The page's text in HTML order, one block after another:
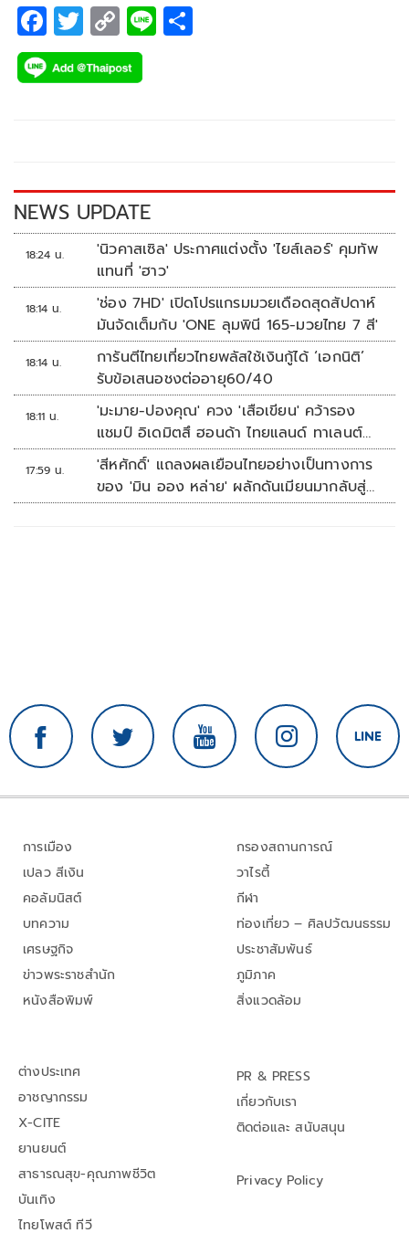
F
ac
e
k
T
wi
tt
C
o
p
k
Li
NEWS UPDATE
18:24 น.
'นิวคาสเซิล' ประกาศแต่งตั้ง 'ไยส์เลอร์' คุมทัพ
แทนที่ 'ฮาว'
18:14 น.
'ช่อง 7HD' เปิดโปรแกรมมวยเดือดสุดสัปดาห์
มันจัดเต็มกับ 'ONE ลุมพินี 165-มวยไทย 7 สี'
18:14 น.
การันตีไทยเที่ยวไทยพลัสใช้เงินกู้ได้ ‘เอกนิติ’
รับข้อเสนอชงต่ออายุ60/40
18:11 น.
'มะมาย-ปองคุณ' ควง 'เสือเขียน' คว้ารอง
แชมป์ อิเดมิตสึ ฮอนด้า ไทยแลนด์ ทาเลนต์
คัพ สนาม 3
17:59 น.
'สีหศักดิ์' แถลงผลเยือนไทยอย่างเป็นทางการ
ของ 'มิน ออง หล่าย' ผลักดันเมียนมากลับสู่
อาเซียน
การเมือง
เปลว สีเงิน
คอลัมนิสต์
บทความ
เศรษฐกิจ
ข่าวพระราชสำนัก
หนังสือพิมพ์
กรองสถานการณ์
วาไรตี้
กีฬา
ท่องเที่ยว – ศิลปวัฒนธรรม
ประชาสัมพันธ์
ภูมิภาค
สิ่งแวดล้อม
ต่างประเทศ
อาชญากรรม
X-CITE
ยานยนต์
สาธารณสุข-คุณภาพชีวิต
บันเทิง
ไทยโพสต์ ทีวี
PR & PRESS
เกี่ยวกับเรา
ติดต่อและ สนับสนุน
Privacy Policy